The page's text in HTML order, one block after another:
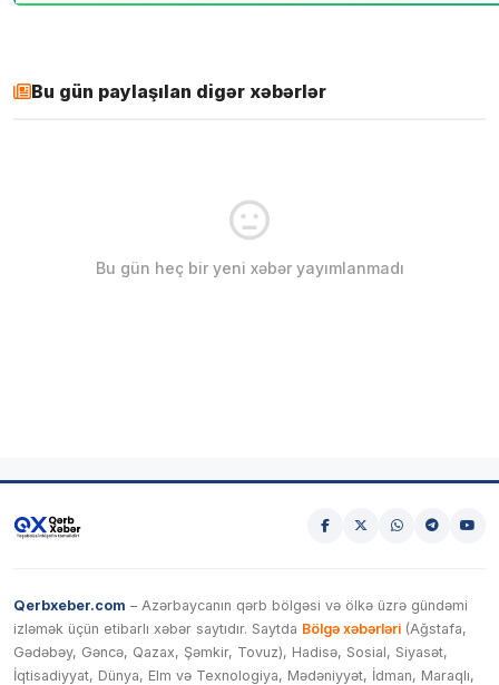
Bu gün paylaşılan digər xəbərlər
Bu gün heç bir yeni xəbər yayımlanmadı
Qerbxeber.com – Azərbaycanın qərb bölgəsi və ölkə üzrə gündəmi
izləmək üçün etibarlı xəbər saytıdır. Saytda Bölgə xəbərləri (Ağstafa,
Gədəbəy, Gəncə, Qazax, Şəmkir, Tovuz), Hadisə, Sosial, Siyasət,
İqtisadiyyat, Dünya, Elm və Texnologiya, Mədəniyyət, İdman, Maraqlı,